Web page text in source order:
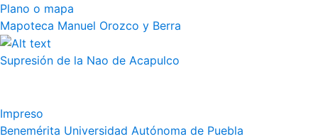
Plano o mapa
Mapoteca Manuel Orozco y Berra
Supresión de la Nao de Acapulco
Impreso
Benemérita Universidad Autónoma de Puebla